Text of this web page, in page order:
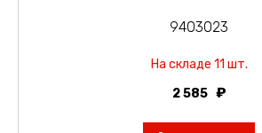
9403023
На складе 11 шт.
2 585